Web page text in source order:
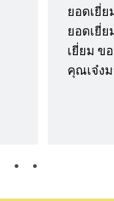
ยอดเยี่ย
ยอดเยี่
เยี่ยม ข
คุณเจ๋ง